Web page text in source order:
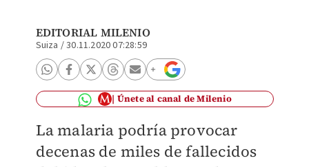
EDITORIAL MILENIO
Suiza /30.11.2020 07:28:59
Únete al canal de Milenio
La malaria podría provocar
decenas de miles de fallecidos